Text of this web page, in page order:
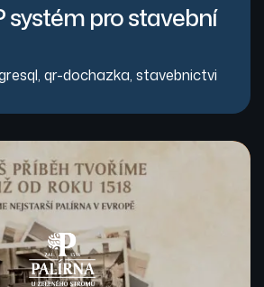
systém pro stavební
, qr-dochazka, stavebnictvi